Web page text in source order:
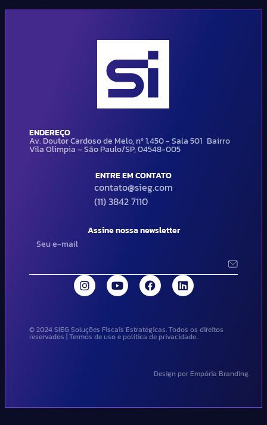
ENDEREÇO
Av. Doutor Cardoso de Melo, nº 1.450 - Sala 501 Bairro
Vila Olimpia – São Paulo/SP, 04548-005
ENTRE EM CONTATO
contato@sieg.com
(11) 3842 7110
Assine nossa newsletter
© 2024 SIEG Soluções Fiscais Estratégicas. Todos os direitos
reservados | Termos de uso e política de privacidade..
Design por Empória Branding.